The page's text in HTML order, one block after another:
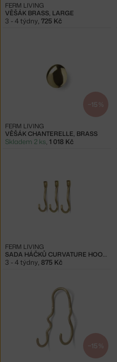
VĚŠÁK BRASS, LARGE
FERM LIVING
3 - 4 týdny, 725 Kč
−15 %
VĚŠÁK CHANTERELLE, BRASS
FERM LIVING
Skladem 2 ks, 1 018 Kč
SADA HÁČKŮ CURVATURE HOOKS, BRASS
FERM LIVING
3 - 4 týdny 875 Kč
−15 %